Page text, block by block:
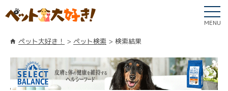
MENU
ペット大好き！ ペット検索 検索結果